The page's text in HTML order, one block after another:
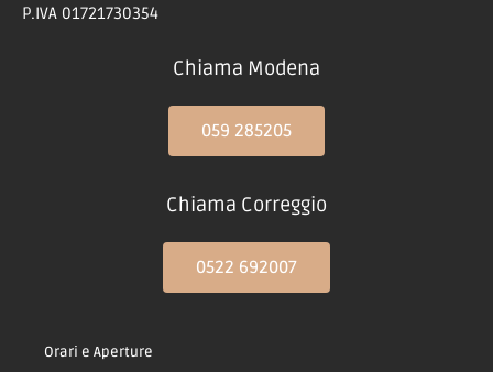
P.IVA 01721730354
Chiama Modena
059 285205
Chiama Correggio
0522 692007
Orari e Aperture